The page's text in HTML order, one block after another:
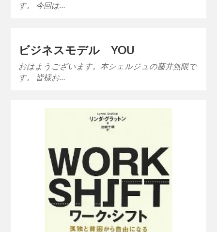
す。 今回は…
ビジネスモデル YOU
おはようございます。本シェルジュの藤井無限で
す。 皆様お…